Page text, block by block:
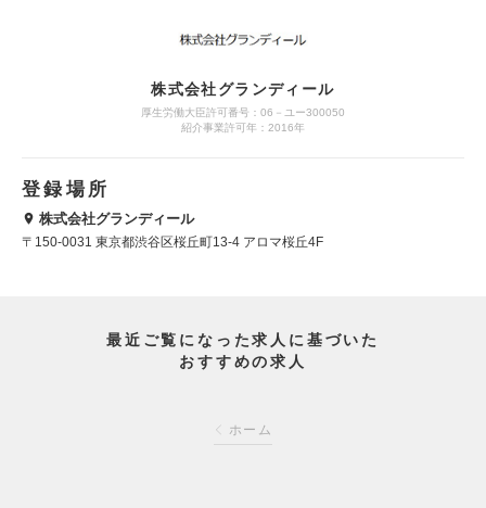
株式会社グランディール
厚生労働大臣許可番号：06－ユー300050
紹介事業許可年：2016年
登録場所
株式会社グランディール
〒150-0031 東京都渋谷区桜丘町13-4 アロマ桜丘4F
最近ご覧になった求人に基づいた
おすすめの求人
ホーム